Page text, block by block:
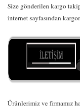
Size gönderilen kargo
internet sayfasından
Ürünlerimiz ve firmamız